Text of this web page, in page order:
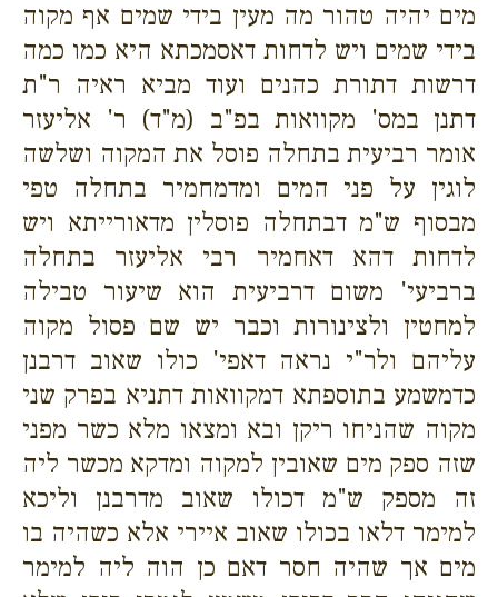
מים יהיה טהור מה מעין בידי שמים אף מקוה
בידי שמים ויש לדחות דאסמכתא היא כמו כמה
דרשות דתורת כהנים ועוד מביא ראיה ר"ת
דתנן במס' מקוואות בפ"ב (מ"ד) ר' אליעזר
אומר רביעית בתחלה פוסל את המקוה ושלשה
לוגין על פני המים ומדמחמיר בתחלה טפי
מבסוף ש"מ דבתחלה פוסלין מדאורייתא ויש
לדחות דהא דאחמיר רבי אליעזר בתחלה
ברביעי' משום דרביעית הוא שיעור טבילה
למחטין ולצינורות וכבר יש שם פסול מקוה
עליהם ולר"י נראה דאפי' כולו שאוב דרבנן
כדמשמע בתוספתא דמקוואות דתניא בפרק שני
מקוה שהניחו ריקן ובא ומצאו מלא כשר מפני
שזה ספק מים שאובין למקוה ומדקא מכשר ליה
זה מספק ש"מ דכולו שאוב מדרבנן וליכא
למימר דלאו בכולו שאוב איירי אלא כשהיה בו
מים אך שהיה חסר דאם כן הוה ליה למימר